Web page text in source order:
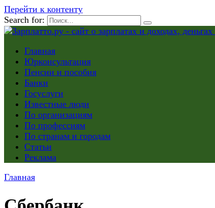
Перейти к контенту
Search for:
Главная
Юрконсультация
Пенсии и пособия
Банки
Госуслуги
Известные люди
По организациям
По профессиям
По странам и городам
Статьи
Реклама
Главная